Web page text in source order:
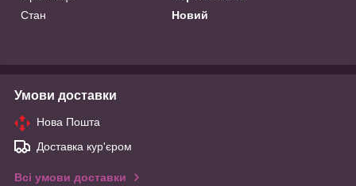
Стан
Новий
Умови доставки
Нова Пошта
Доставка кур'єром
Всі умови доставки